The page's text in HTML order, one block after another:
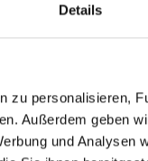
Details
zu personalisieren,
Außerdem geben
und Analysen
bestellen
Zum
Jetzt